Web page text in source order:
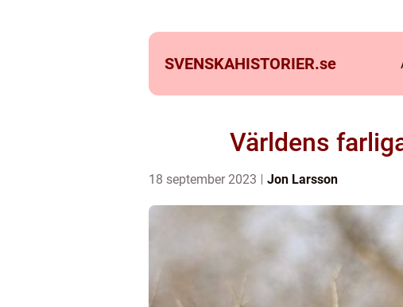
SVENSKAHISTORIER.se
Världens
18 september 2023 Jon Larsson